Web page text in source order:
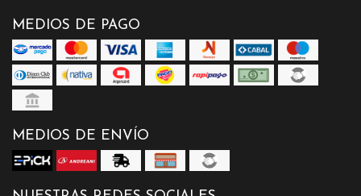
MEDIOS DE PAGO
MEDIOS DE ENVÍO